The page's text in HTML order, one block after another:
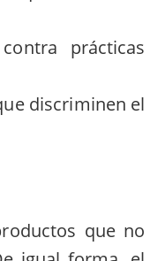
prácticas
discriminen el
que no